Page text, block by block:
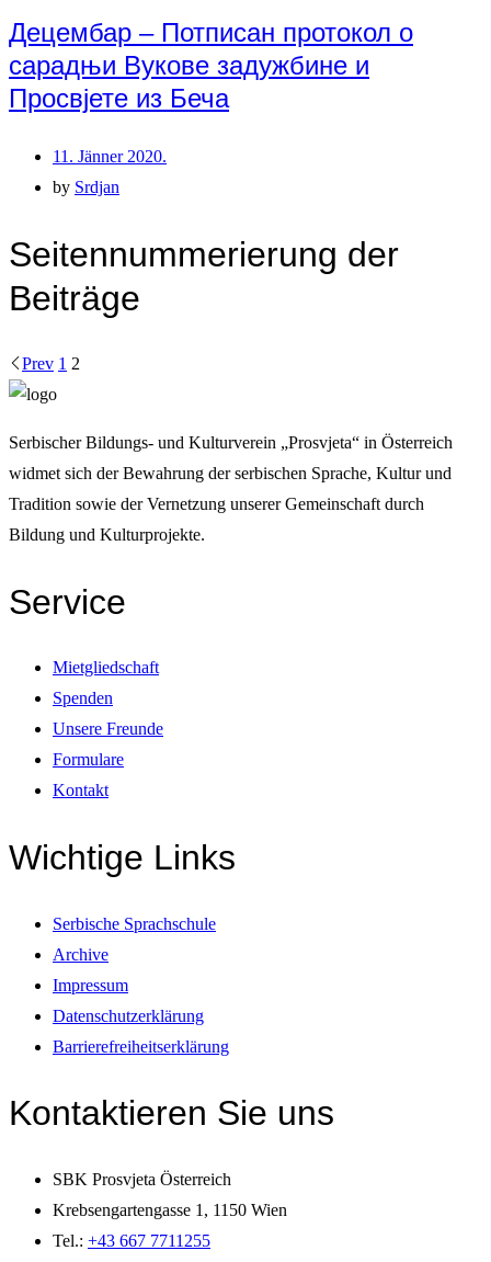
Децембар – Потписан протокол о
сарадњи Вукове задужбине и
Просвјете из Беча
11. Jänner 2020.
by Srdjan
Seitennummerierung der
Beiträge
Prev 1 2
Serbischer Bildungs- und Kulturverein „Prosvjeta“ in Österreich
widmet sich der Bewahrung der serbischen Sprache, Kultur und
Tradition sowie der Vernetzung unserer Gemeinschaft durch
Bildung und Kulturprojekte.
Service
Mietgliedschaft
Spenden
Unsere Freunde
Formulare
Kontakt
Wichtige Links
Serbische Sprachschule
Archive
Impressum
Datenschutzerklärung
Barrierefreiheitserklärung
Kontaktieren Sie uns
SBK Prosvjeta Österreich
Krebsengartengasse 1, 1150 Wien
Tel.: +43 667 7711255